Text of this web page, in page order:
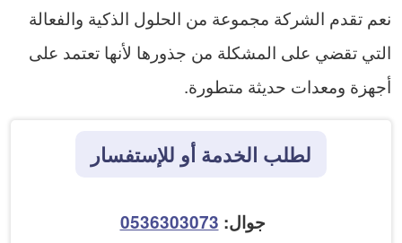
نعم تقدم الشركة مجموعة من الحلول الذكية والفعالة
التي تقضي على المشكلة من جذورها لأنها تعتمد على
أجهزة ومعدات حديثة متطورة.
لطلب الخدمة أو للإستفسار
جوال: 0536303073